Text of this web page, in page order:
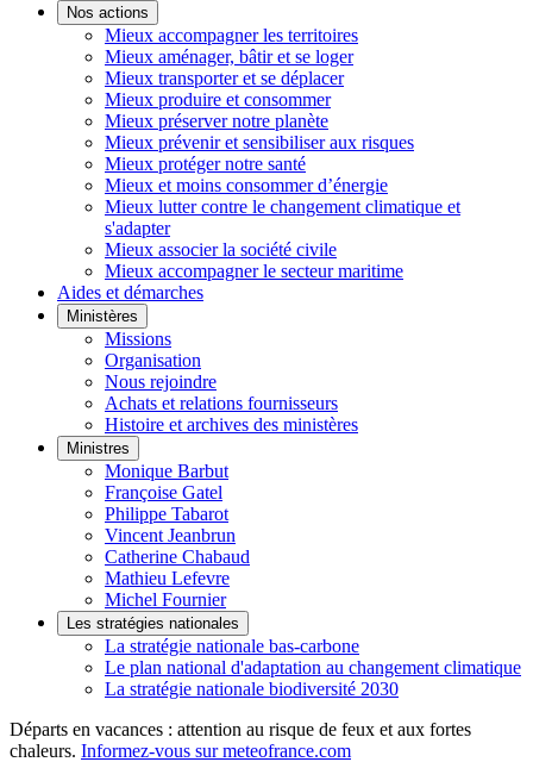
Nos actions
Mieux accompagner les territoires
Mieux aménager, bâtir et se loger
Mieux transporter et se déplacer
Mieux produire et consommer
Mieux préserver notre planète
Mieux prévenir et sensibiliser aux risques
Mieux protéger notre santé
Mieux et moins consommer d’énergie
Mieux lutter contre le changement climatique et
s'adapter
Mieux associer la société civile
Mieux accompagner le secteur maritime
Aides et démarches
Ministères
Missions
Organisation
Nous rejoindre
Achats et relations fournisseurs
Histoire et archives des ministères
Ministres
Monique Barbut
Françoise Gatel
Philippe Tabarot
Vincent Jeanbrun
Catherine Chabaud
Mathieu Lefevre
Michel Fournier
Les stratégies nationales
La stratégie nationale bas-carbone
Le plan national d'adaptation au changement climatique
La stratégie nationale biodiversité 2030
Départs en vacances : attention au risque de feux et aux fortes
chaleurs. Informez-vous sur meteofrance.com